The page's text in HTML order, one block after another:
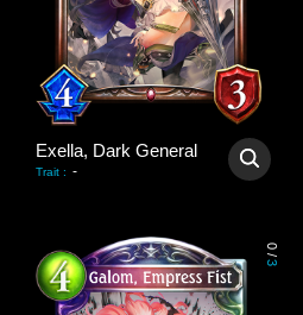
Exella, Dark General
Trait : -
0
/
3